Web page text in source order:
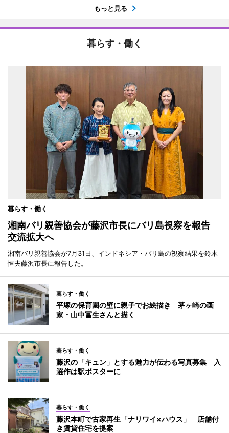
もっと見る
暮らす・働く
暮らす・働く
湘南バリ親善協会が藤沢市長にバリ島視察を報告
交流拡大へ
湘南バリ親善協会が7月31日、インドネシア・バリ島の視察結果を鈴木
恒夫藤沢市長に報告した。
暮らす・働く
平塚の保育園の壁に親子でお絵描き 茅ヶ崎の画
家・山中冨生さんと描く
暮らす・働く
藤沢の「キュン」とする魅力が伝わる写真募集 入
選作は駅ポスターに
暮らす・働く
藤沢本町で古家再生「ナリワイ×ハウス」 店舗付
き賃貸住宅を提案